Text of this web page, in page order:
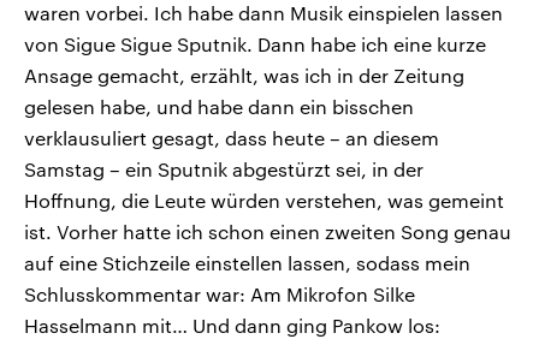
waren vorbei. Ich habe dann Musik einspielen lassen
von Sigue Sigue Sputnik. Dann habe ich eine kurze
Ansage gemacht, erzählt, was ich in der Zeitung
gelesen habe, und habe dann ein bisschen
verklausuliert gesagt, dass heute – an diesem
Samstag – ein Sputnik abgestürzt sei, in der
Hoffnung, die Leute würden verstehen, was gemeint
ist. Vorher hatte ich schon einen zweiten Song genau
auf eine Stichzeile einstellen lassen, sodass mein
Schlusskommentar war: Am Mikrofon Silke
Hasselmann mit… Und dann ging Pankow los: